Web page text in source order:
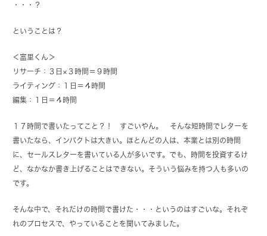
・・・？
ということは？
＜富里くん＞
リサーチ：３日×３時間＝９時間
ライティング：１日＝４時間
編集：１日＝４時間
１７時間で書いたってこと？！ すごいやん。 そんな短時間でレターを
書いたなら、インパクトは大きい。ほとんどの人は、本業とは別の時間
に、セールスレターを書いている人が多いです。でも、時間を投資するけ
ど、なかなか書き上げることはできない。そういう悩みを持つ人も多いの
です。
そんな中で、それだけの時間で書けた・・・というのはすごいな。それぞ
れのプロセスで、やっていることを聞いてみました。